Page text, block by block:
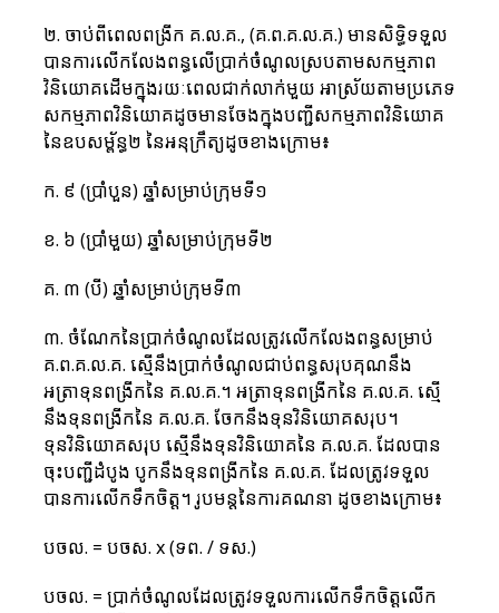
២. ចាប់ពីពេលពង្រីក គ.ល.គ., (គ.ព.គ.ល.គ.) មានសិទ្ធិទទួល
បានការលើកលែងពន្ធលើប្រាក់ចំណូលស្របតាមសកម្មភាព
វិនិយោគដើមក្នុងរយៈពេលជាក់លាក់មួយ អាស្រ័យតាមប្រភេទ
សកម្មភាពវិនិយោគដូចមានចែងក្នុងបញ្ជីសកម្មភាពវិនិយោគ
នៃឧបសម្ព័ន្ធ២ នៃអនុក្រឹត្យដូចខាងក្រោម៖
ក. ៩ (ប្រាំបួន) ឆ្នាំសម្រាប់ក្រុមទី១
ខ. ៦ (ប្រាំមួយ) ឆ្នាំសម្រាប់ក្រុមទី២
គ. ៣ (បី) ឆ្នាំសម្រាប់ក្រុមទី៣
៣. ចំណែកនៃប្រាក់ចំណូលដែលត្រូវលើកលែងពន្ធសម្រាប់
គ.ព.គ.ល.គ. ស្មើនឹងប្រាក់ចំណូលជាប់ពន្ធសរុបគុណនឹង
អត្រាទុនពង្រីកនៃ គ.ល.គ.។ អត្រាទុនពង្រីកនៃ​ គ.ល.គ. ស្មើ
នឹងទុនពង្រីកនៃ គ.ល.គ. ចែកនឹងទុនវិនិយោគសរុប។
ទុនវិនិយោគសរុប ស្មើនឹងទុនវិនិយោគនៃ គ.ល.គ. ដែលបាន
ចុះបញ្ជីដំបូង បូកនឹងទុនពង្រីកនៃ គ.ល.គ. ដែលត្រូវទទួល
បានការលើកទឹកចិត្ត។ រូបមន្តនៃការគណនា ដូចខាងក្រោម៖
បចល. = បចស. x (ទព. / ទស.)
បចល​.​ = ប្រាក់ចំណូលដែលត្រូវទទួលការលើកទឹកចិត្តលើក